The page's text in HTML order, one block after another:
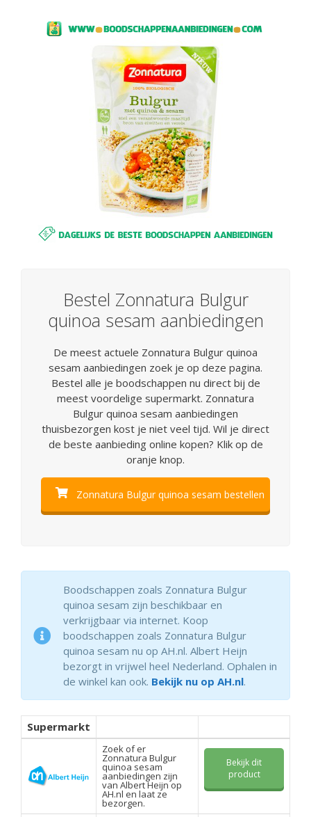
Bestel Zonnatura Bulgur
quinoa sesam aanbiedingen
De meest actuele Zonnatura Bulgur quinoa
sesam aanbiedingen zoek je op deze pagina.
Bestel alle je boodschappen nu direct bij de
meest voordelige supermarkt. Zonnatura
Bulgur quinoa sesam aanbiedingen
thuisbezorgen kost je niet veel tijd. Wil je direct
de beste aanbieding online kopen? Klik op de
oranje knop.
Zonnatura Bulgur quinoa sesam bestellen
Boodschappen zoals Zonnatura Bulgur
quinoa sesam zijn beschikbaar en
verkrijgbaar via internet. Koop
boodschappen zoals Zonnatura Bulgur
quinoa sesam nu op AH.nl. Albert Heijn
bezorgt in vrijwel heel Nederland. Ophalen in
de winkel kan ook. Bekijk nu op AH.nl.
Supermarkt
Zoek of er
Zonnatura Bulgur
quinoa sesam
aanbiedingen zijn
van Albert Heijn op
AH.nl en laat ze
bezorgen.
Bekijk dit
product